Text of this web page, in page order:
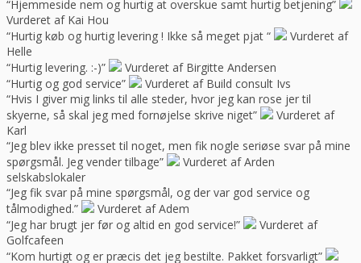
“Hjemmeside nem og hurtig at overskue samt hurtig betjening”
Vurderet af Kai Hou
“Hurtig køb og hurtig levering ! Ikke så meget pjat “
Vurderet af
Helle
“Hurtig levering. :-)”
Vurderet af Birgitte Andersen
“Hurtig og god service”
Vurderet af Build consult Ivs
“Hvis I giver mig links til alle steder, hvor jeg kan rose jer til
skyerne, så skal jeg med fornøjelse skrive niget”
Vurderet af
Karl
“Jeg blev ikke presset til noget, men fik nogle seriøse svar på mine
spørgsmål. Jeg vender tilbage”
Vurderet af Arden
selskabslokaler
“Jeg fik svar på mine spørgsmål, og der var god service og
tålmodighed.”
Vurderet af Adem
“Jeg har brugt jer før og altid en god service!”
Vurderet af
Golfcafeen
“Kom hurtigt og er præcis det jeg bestilte. Pakket forsvarligt”